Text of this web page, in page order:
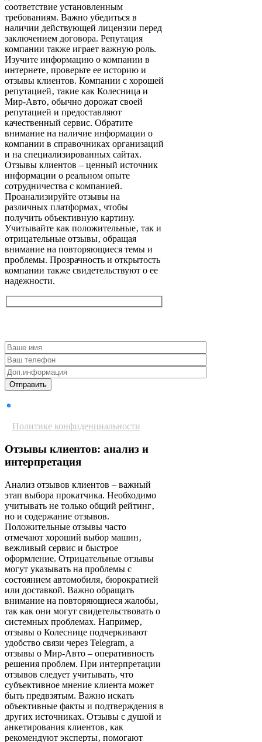
соответствие установленным
требованиям. Важно убедиться в
наличии действующей лицензии перед
заключением договора. Репутация
компании также играет важную роль.
Изучите информацию о компании в
интернете‚ проверьте ее историю и
отзывы клиентов. Компании с хорошей
репутацией‚ такие как Колесница и
Мир-Авто‚ обычно дорожат своей
репутацией и предоставляют
качественный сервис. Обратите
внимание на наличие информации о
компании в справочниках организаций
и на специализированных сайтах.
Отзывы клиентов – ценный источник
информации о реальном опыте
сотрудничества с компанией.
Проанализируйте отзывы на
различных платформах‚ чтобы
получить объективную картину.
Учитывайте как положительные‚ так и
отрицательные отзывы‚ обращая
внимание на повторяющиеся темы и
проблемы. Прозрачность и открытость
компании также свидетельствуют о ее
надежности.
Политике конфиденциальности
Отзывы клиентов: анализ и
интерпретация
Анализ отзывов клиентов – важный
этап выбора прокатчика. Необходимо
учитывать не только общий рейтинг‚
но и содержание отзывов.
Положительные отзывы часто
отмечают хороший выбор машин‚
вежливый сервис и быстрое
оформление. Отрицательные отзывы
могут указывать на проблемы с
состоянием автомобиля‚ бюрократией
или доставкой. Важно обращать
внимание на повторяющиеся жалобы‚
так как они могут свидетельствовать о
системных проблемах. Например‚
отзывы о Колеснице подчеркивают
удобство связи через Telegram‚ а
отзывы о Мир-Авто – оперативность
решения проблем. При интерпретации
отзывов следует учитывать‚ что
субъективное мнение клиента может
быть предвзятым. Важно искать
объективные факты и подтверждения в
других источниках. Отзывы с душой и
анкетирования клиентов‚ как
рекомендуют эксперты‚ помогают